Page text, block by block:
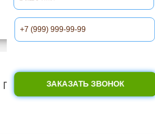
ЗАКАЗАТЬ ЗВОНОК
Преимущества каплей